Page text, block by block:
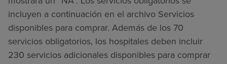
incluyen a continuación en el archivo Servicios
disponibles para comprar. Además de los 70
servicios obligatorios, los hospitales deben incluir
230 servicios adicionales disponibles para comprar